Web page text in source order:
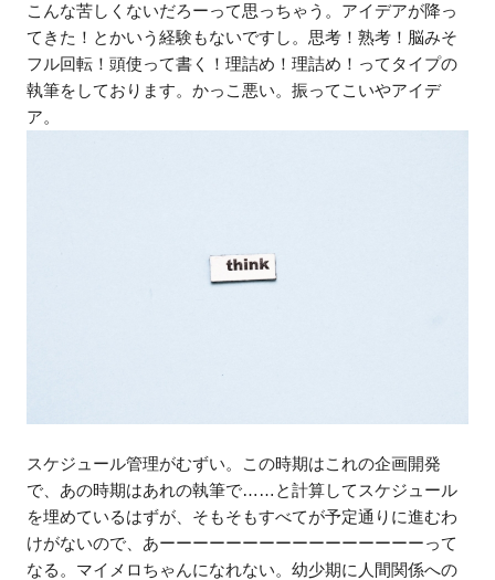
こんな苦しくないだろーって思っちゃう。アイデアが降っ
てきた！とかいう経験もないですし。思考！熟考！脳みそ
フル回転！頭使って書く！理詰め！理詰め！ってタイプの
執筆をしております。かっこ悪い。振ってこいやアイデ
ア。
スケジュール管理がむずい。この時期はこれの企画開発
で、あの時期はあれの執筆で……と計算してスケジュール
を埋めているはずが、そもそもすべてが予定通りに進むわ
けがないので、あーーーーーーーーーーーーーーーーって
なる。マイメロちゃんになれない。幼少期に人間関係への